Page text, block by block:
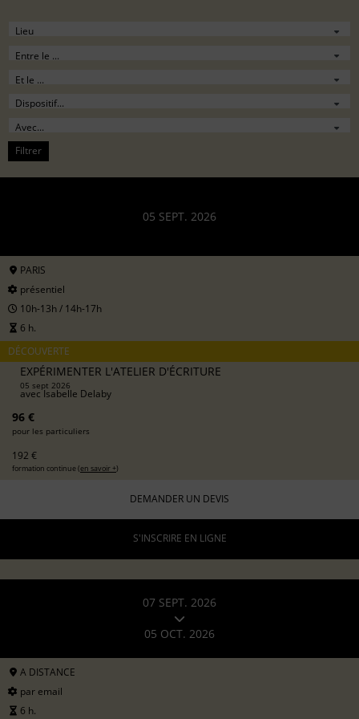
Filtrer
05 SEPT. 2026
PARIS
présentiel
10h-13h / 14h-17h
6 h.
DÉCOUVERTE
EXPÉRIMENTER L'ATELIER D'ÉCRITURE
05 sept 2026
avecIsabelle Delaby
96 €
pour les particuliers
192 €
formation continue (en savoir +)
DEMANDER UN DEVIS
S'INSCRIRE EN LIGNE
07 SEPT. 2026
05 OCT. 2026
A DISTANCE
par email
6 h.